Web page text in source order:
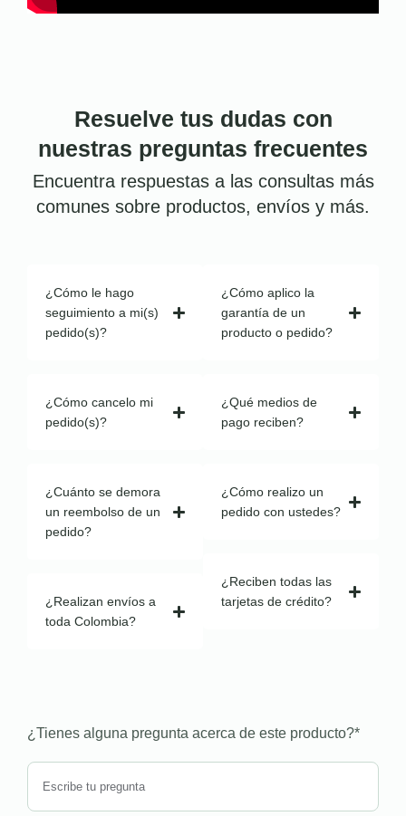
Resuelve tus dudas con
nuestras preguntas frecuentes
Encuentra respuestas a las consultas más
comunes sobre productos, envíos y más.
¿Cómo le hago
seguimiento a mi(s)
pedido(s)?
¿Cómo cancelo mi
pedido(s)?
¿Cuánto se demora
un reembolso de un
pedido?
¿Realizan envíos a
toda Colombia?
¿Cómo aplico la
garantía de un
producto o pedido?
¿Qué medios de
pago reciben?
¿Cómo realizo un
pedido con ustedes?
¿Reciben todas las
tarjetas de crédito?
¿Tienes alguna pregunta acerca de este producto?*